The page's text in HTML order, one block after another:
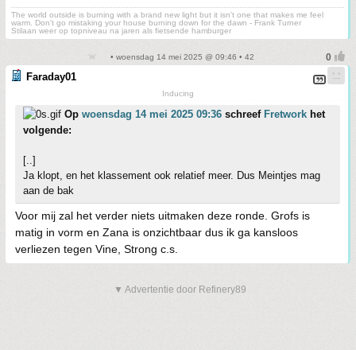
The world outside is burning with a brand new light but it isn't one that makes me feel
warm. Don't go mistaking your house burning down for the dawn - Frank Turner
Stilaan weer op topniveau na jaren als fietsende hamburger
• woensdag 14 mei 2025 @ 09:46 • 42
Faraday01
Inducing
Op woensdag 14 mei 2025 09:36 schreef Fretwork het
volgende:
[..]
Ja klopt, en het klassement ook relatief meer. Dus Meintjes mag
aan de bak
Voor mij zal het verder niets uitmaken deze ronde. Grofs is
matig in vorm en Zana is onzichtbaar dus ik ga kansloos
verliezen tegen Vine, Strong c.s.
▼ Advertentie door Refinery89